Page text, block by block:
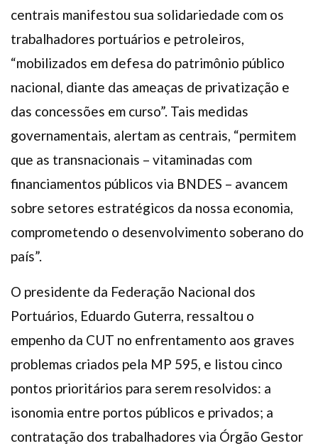
centrais manifestou sua solidariedade com os
trabalhadores portuários e petroleiros,
“mobilizados em defesa do patrimônio público
nacional, diante das ameaças de privatização e
das concessões em curso”. Tais medidas
governamentais, alertam as centrais, “permitem
que as transnacionais – vitaminadas com
financiamentos públicos via BNDES – avancem
sobre setores estratégicos da nossa economia,
comprometendo o desenvolvimento soberano do
país”.
O presidente da Federação Nacional dos
Portuários, Eduardo Guterra, ressaltou o
empenho da CUT no enfrentamento aos graves
problemas criados pela MP 595, e listou cinco
pontos prioritários para serem resolvidos: a
isonomia entre portos públicos e privados; a
contratação dos trabalhadores via Órgão Gestor